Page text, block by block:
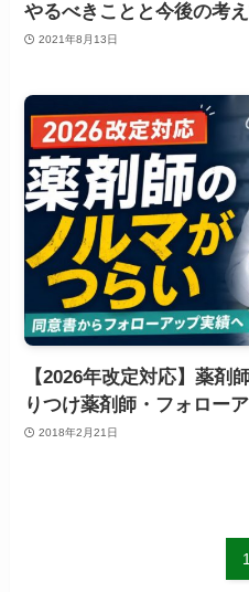
やるべきことと今後の考
2021年8月13日
【2026年改定対応】薬剤
りつけ薬剤師・フォロー
2018年2月21日
1